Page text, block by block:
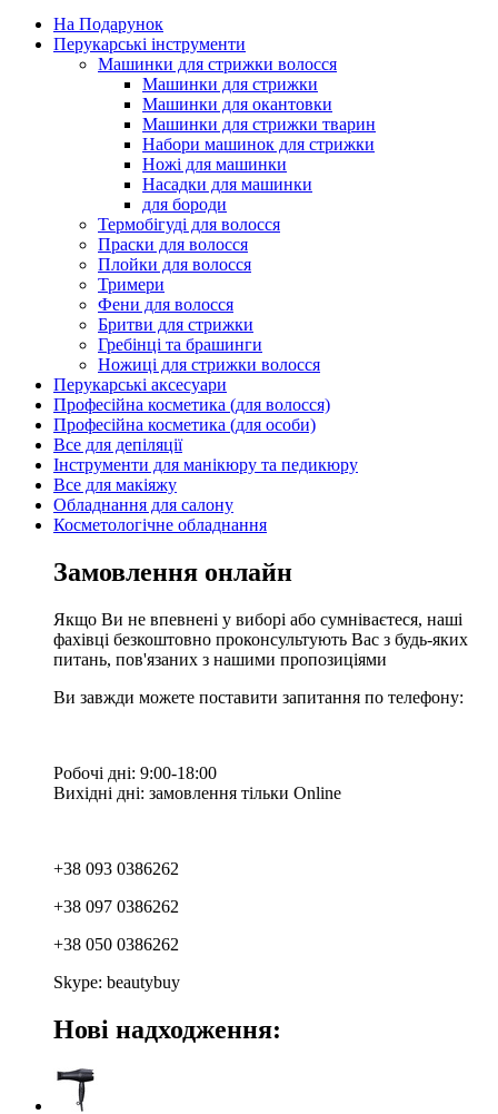
На Подарунок
Перукарські інструменти
Машинки для стрижки волосся
Машинки для стрижки
Машинки для окантовки
Машинки для стрижки тварин
Набори машинок для стрижки
Ножі для машинки
Насадки для машинки
для бороди
Термобігуді для волосся
Праски для волосся
Плойки для волосся
Тримери
Фени для волосся
Бритви для стрижки
Гребінці та брашинги
Ножиці для стрижки волосся
Перукарські аксесуари
Професійна косметика (для волосся)
Професійна косметика (для особи)
Все для депіляції
Інструменти для манікюру та педикюру
Все для макіяжу
Обладнання для салону
Косметологічне обладнання
Замовлення онлайн
Якщо Ви не впевнені у виборі або сумніваєтеся, наші
фахівці безкоштовно проконсультують Вас з будь-яких
питань, пов'язаних з нашими пропозиціями
Ви завжди можете поставити запитання по телефону:
Робочі дні: 9:00-18:00
Вихідні дні: замовлення тільки Online
+38 093 0386262
+38 097 0386262
+38 050 0386262
Skype: beautybuy
Нові надходження: